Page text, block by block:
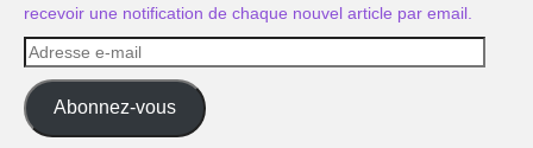
recevoir une notification de chaque nouvel article par email.
Adresse
e-
mail
Abonnez-vous